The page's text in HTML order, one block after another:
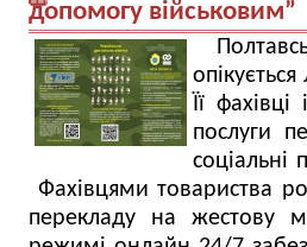
допомогу військовим”
Її
послуги
соціальні
Фахівцями товариства
перекладу на жестову